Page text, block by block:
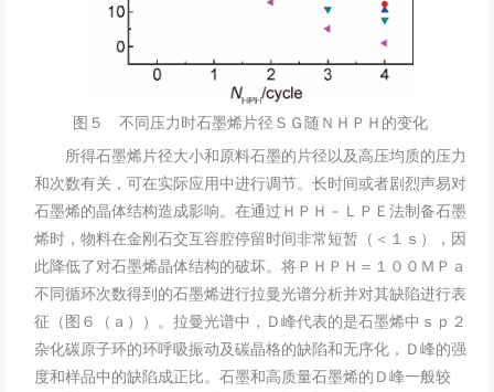
图５ 不同压力时石墨烯片径ＳＧ随ＮＨＰＨ的变化
所得石墨烯片径大小和原料石墨的片径以及高压均质的压力
和次数有关，可在实际应用中进行调节。长时间或者剧烈声易对
石墨烯的晶体结构造成影响。在通过ＨＰＨ－ＬＰＥ法制备石墨
烯时，物料在金刚石交互容腔停留时间非常短暂（＜１ｓ），因
此降低了对石墨烯晶体结构的破坏。将ＰＨＰＨ＝１００ＭＰａ
不同循环次数得到的石墨烯进行拉曼光谱分析并对其缺陷进行表
征（图６（ａ））。拉曼光谱中，Ｄ峰代表的是石墨烯中ｓｐ２
杂化碳原子环的环呼吸振动及碳晶格的缺陷和无序化，Ｄ峰的强
度和样品中的缺陷成正比。石墨和高质量石墨烯的Ｄ峰一般较